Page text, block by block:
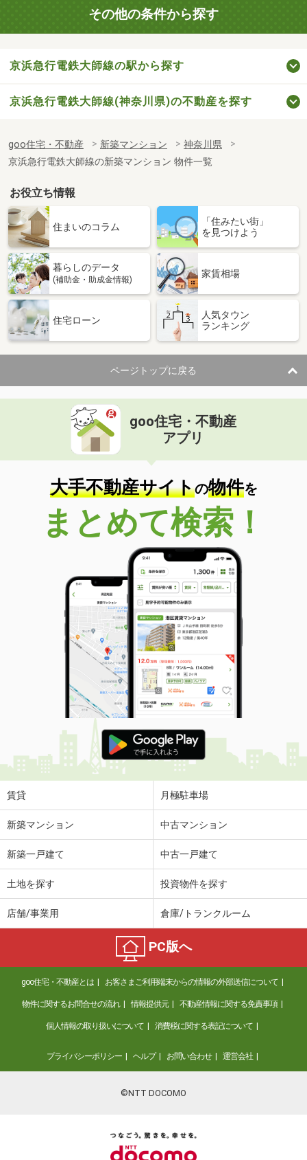
その他の条件から探す
京浜急行電鉄大師線の駅から探す
京浜急行電鉄大師線(神奈川県)の不動産を探す
goo住宅・不動産 新築マンション
神奈川県
京浜急行電鉄大師線の新築マンション 物件一覧
お役立ち情報
住まいのコラム
「住みたい街」
を見つけよう
暮らしのデータ
(補助金・助成金情報)
家賃相場
住宅ローン
人気タウン
ランキング
ページトップに戻る
goo住宅・不動産
アプリ
大手不動産サイトの物件を
まとめて検索！
賃貸 月極駐車場
新築マンション 中古マンション
新築一戸建て 中古一戸建て
土地を探す 投資物件を探す
店舗/事業用 倉庫/トランクルーム
PC版へ
goo住宅・不動産とは お客さまご利用端末からの情報の外部送信について
物件に関するお問合せの流れ 情報提供元 不動産情報に関する免責事項
個人情報の取り扱いについて 消費税に関する表記について
プライバシーポリシー ヘルプ お問い合わせ 運営会社
©NTT DOCOMO